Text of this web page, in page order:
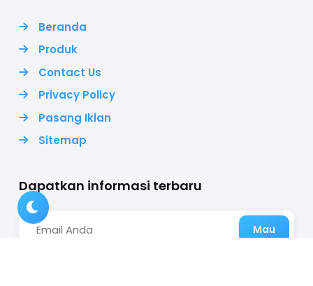
Beranda
Produk
Contact Us
Privacy Policy
Pasang Iklan
Sitemap
Dapatkan informasi terbaru